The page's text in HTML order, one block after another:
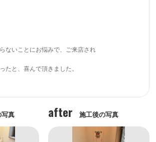
ないことにお悩みで、ご来店され
たと、喜んで頂きました。
真 after 施工後の写真